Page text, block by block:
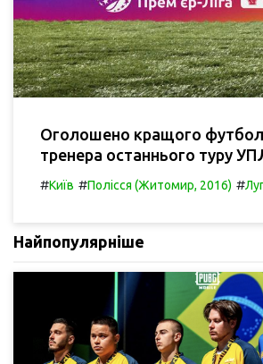
Оголошено кращого
тренера останнього туру
#Київ #Полісся (Житомир, 2016) #
Найпопулярніше